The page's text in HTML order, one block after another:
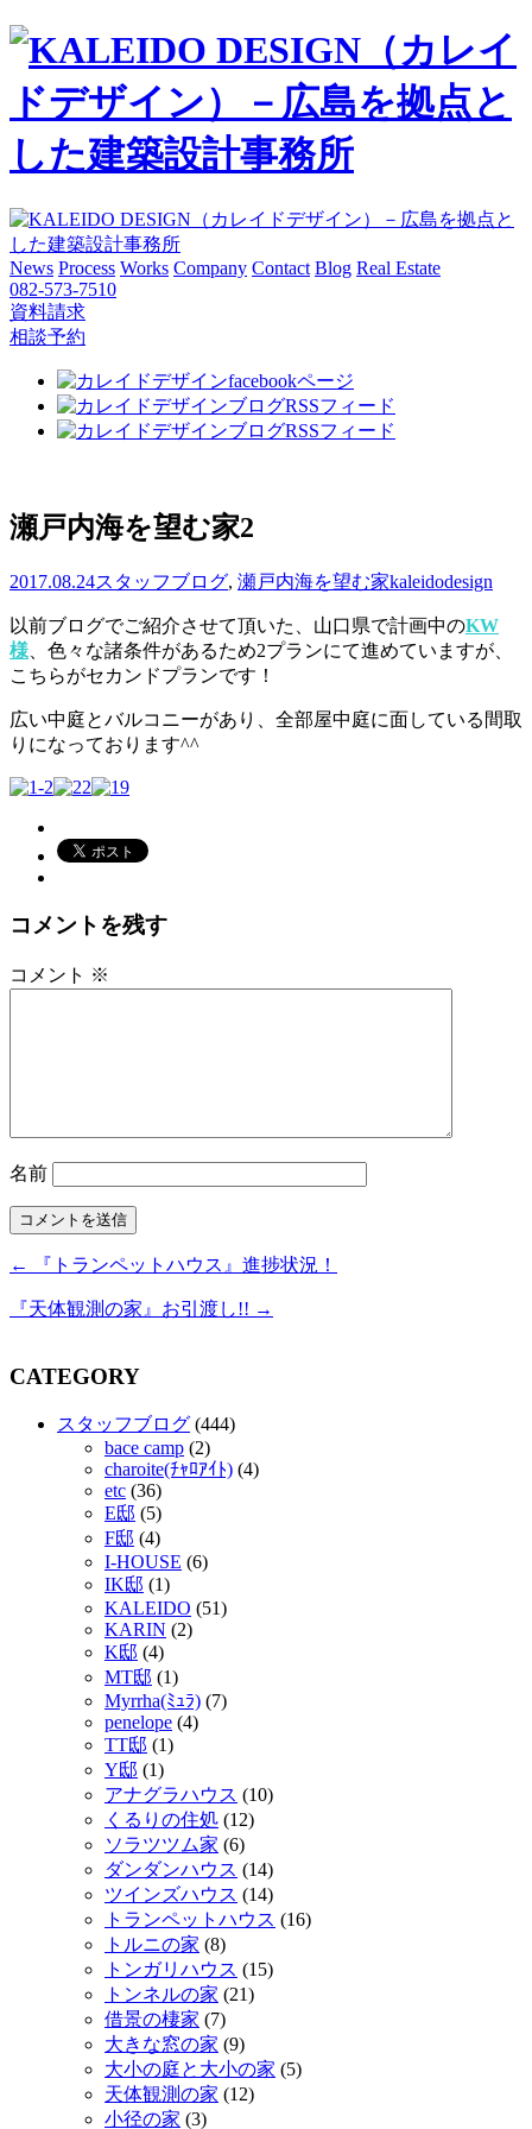
News Process Works Company Contact Blog Real Estate
082-573-7510
資料請求
相談予約
瀬戸内海を望む家2
2017.08.24スタッフブログ, 瀬戸内海を望む家kaleidodesign
以前ブログでご紹介させて頂いた、山口県で計画中のKW
様 、色々な諸条件があるため2プランにて進めていますが、
こちらがセカンドプランです！
広い中庭とバルコニーがあり、全部屋中庭に面している間取
りになっております^^
コメントを残す
コメント ※
名前
← 『トランペットハウス』進捗状況！
『天体観測の家』お引渡し!! →
CATEGORY
スタッフブログ (444)
bace camp (2)
charoite(ﾁｬﾛｱｲﾄ) (4)
etc (36)
E邸 (5)
F邸 (4)
I-HOUSE (6)
IK邸 (1)
KALEIDO (51)
KARIN (2)
K邸 (4)
MT邸 (1)
Myrrha(ﾐｭﾗ) (7)
penelope (4)
TT邸 (1)
Y邸 (1)
アナグラハウス (10)
くるりの住処 (12)
ソラツツム家 (6)
ダンダンハウス (14)
ツインズハウス (14)
トランペットハウス (16)
トルニの家 (8)
トンガリハウス (15)
トンネルの家 (21)
借景の棲家 (7)
大きな窓の家 (9)
大小の庭と大小の家 (5)
天体観測の家 (12)
小径の家 (3)